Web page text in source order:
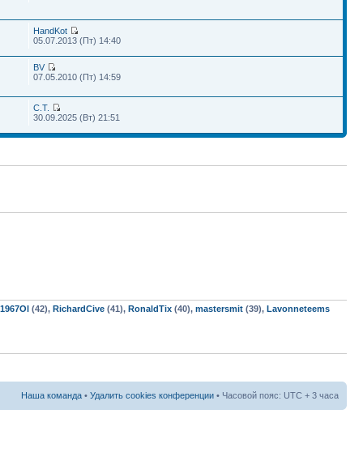
HandKot
05.07.2013 (Пт) 14:40
BV
07.05.2010 (Пт) 14:59
С.Т.
30.09.2025 (Вт) 21:51
(42), RichardCive (41), RonaldTix (40), mastersmit (39), Lavonneteems
Наша команда • Удалить cookies конференции • Часовой пояс: UTC + 3 часа